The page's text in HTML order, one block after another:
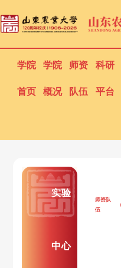
学院
首页
学院
概况
师资
队伍
科研
平台
实验
中心
师资队
伍